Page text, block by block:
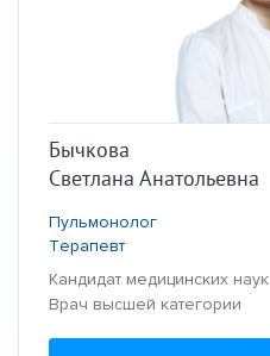
Бычкова
Светлана Анатольевна
Пульмонолог
Терапевт
Кандидат медицинских наук
Врач высшей категории